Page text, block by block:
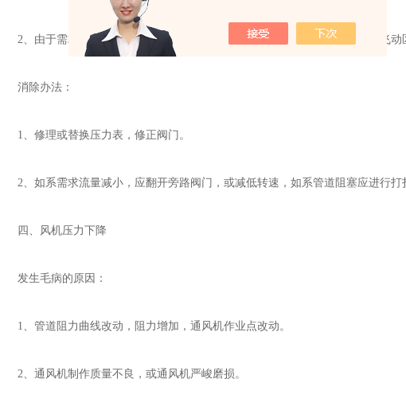
2、由于需求流量小，管道阻塞，流量急剧减小或停止，是风机不稳定区（飞动
消除办法：
1、修理或替换压力表，修正阀门。
2、如系需求流量减小，应翻开旁路阀门，或减低转速，如系管道阻塞应进行打
四、风机压力下降
发生毛病的原因：
1、管道阻力曲线改动，阻力增加，通风机作业点改动。
2、通风机制作质量不良，或通风机严峻磨损。